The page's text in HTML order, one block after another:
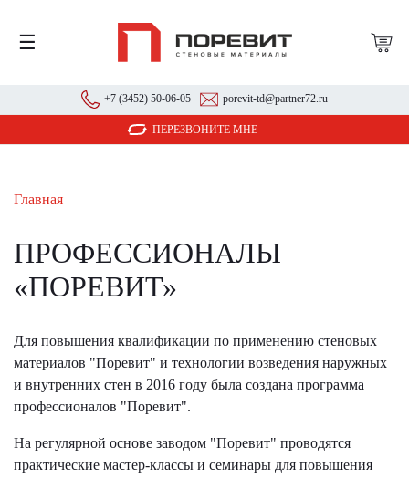
☰
+7 (3452) 50-06-05 porevit-td@partner72.ru
ПЕРЕЗВОНИТЕ МНЕ
Главная
ПРОФЕССИОНАЛЫ
«ПОРЕВИТ»
Для повышения квалификации по применению стеновых
материалов "Поревит" и технологии возведения наружных
и внутренних стен в 2016 году была создана программа
профессионалов "Поревит".
На регулярной основе заводом "Поревит" проводятся
практические мастер-классы и семинары для повышения